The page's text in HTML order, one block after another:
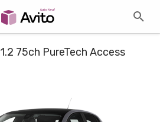
1.2 75ch PureTech Access